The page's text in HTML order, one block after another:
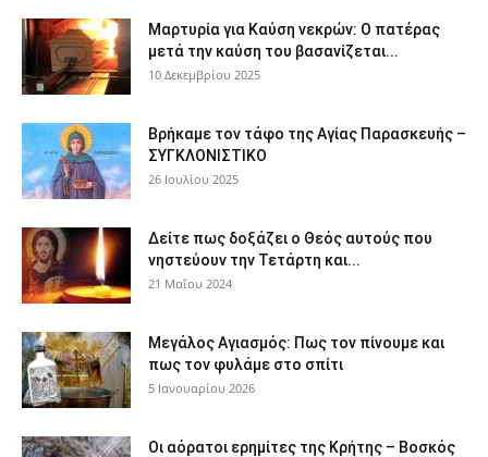
Μαρτυρία για Καύση νεκρών: Ο πατέρας
μετά την καύση του βασανίζεται...
10 Δεκεμβρίου 2025
Βρήκαμε τον τάφο της Αγίας Παρασκευής –
ΣΥΓΚΛΟΝΙΣΤΙΚΟ
26 Ιουλίου 2025
Δείτε πως δοξάζει ο Θεός αυτούς που
νηστεύουν την Τετάρτη και...
21 Μαΐου 2024
Μεγάλος Αγιασμός: Πως τον πίνουμε και
πως τον φυλάμε στο σπίτι
5 Ιανουαρίου 2026
Οι αόρατοι ερημίτες της Κρήτης – Βοσκός